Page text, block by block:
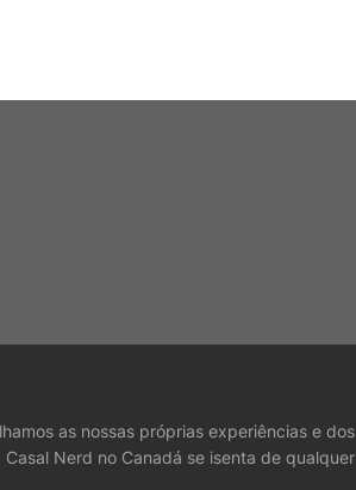
as nossas próprias experiências e dos
Nerd no Canadá se isenta de qualquer